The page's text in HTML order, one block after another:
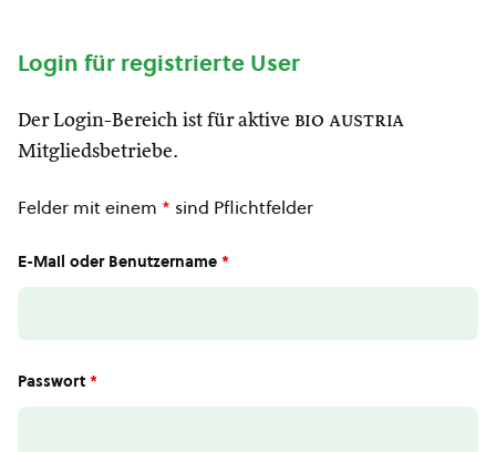
Login für registrierte User
Der Login-Bereich ist für aktive bio austria
Mitgliedsbetriebe.
Felder mit einem * sind Pflichtfelder
E-Mail oder Benutzername *
Passwort *